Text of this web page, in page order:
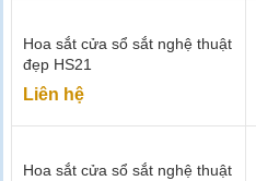
Hoa sắt cửa sổ sắt nghệ thuật
đẹp HS21
Liên hệ
Hoa sắt cửa sổ sắt nghệ thuật